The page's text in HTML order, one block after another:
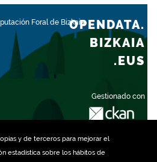
y de terceros para mejorar el
estadística sobre los hábitos de
Foral de Bizkaia
Gestionado con
OPENDATA.
BIZKAIA
.EUS